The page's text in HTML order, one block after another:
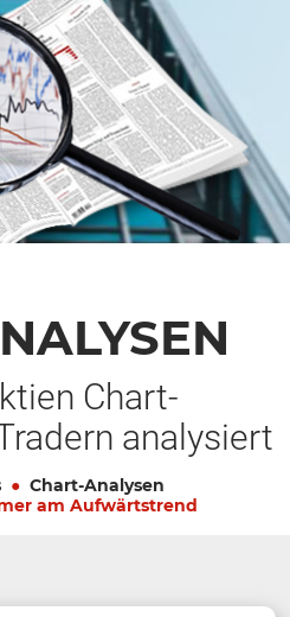
Chart-
analysiert
Chart-Analysen
am Aufwärtstrend